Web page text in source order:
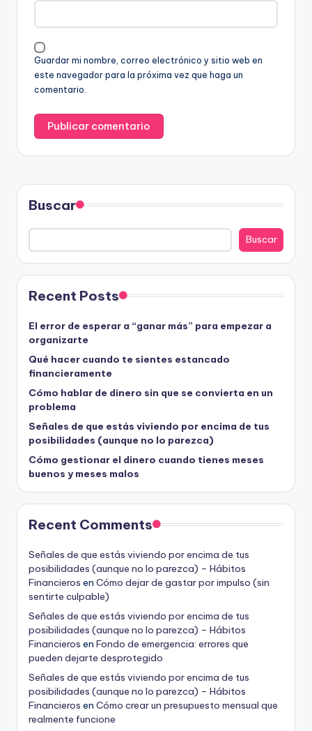
Guardar mi nombre, correo electrónico y sitio web en
este navegador para la próxima vez que haga un
comentario.
Buscar
Buscar
Recent Posts
El error de esperar a “ganar más” para empezar a
organizarte
Qué hacer cuando te sientes estancado
financieramente
Cómo hablar de dinero sin que se convierta en un
problema
Señales de que estás viviendo por encima de tus
posibilidades (aunque no lo parezca)
Cómo gestionar el dinero cuando tienes meses
buenos y meses malos
Recent Comments
Señales de que estás viviendo por encima de tus
posibilidades (aunque no lo parezca) – Hábitos
Financieros en Cómo dejar de gastar por impulso (sin
sentirte culpable)
Señales de que estás viviendo por encima de tus
posibilidades (aunque no lo parezca) – Hábitos
Financieros en Fondo de emergencia: errores que
pueden dejarte desprotegido
Señales de que estás viviendo por encima de tus
posibilidades (aunque no lo parezca) – Hábitos
Financieros en Cómo crear un presupuesto mensual que
realmente funcione